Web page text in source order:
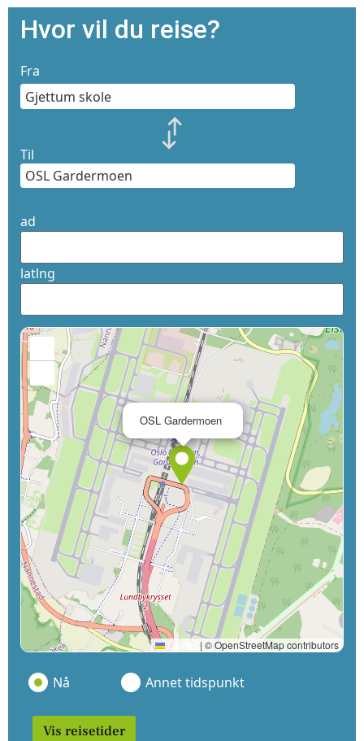
Hvor vil du reise?
Fra
Til
ad
latlng
OSL Gardermoen
Leaflet | © OpenStreetMap contributors
Nå Annet tidspunkt
Vis reisetider